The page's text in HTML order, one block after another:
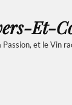
Et-
Passion, et le Vin